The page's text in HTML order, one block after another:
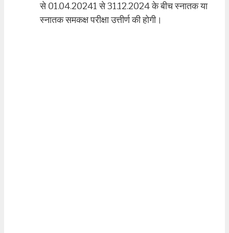
से 01.04.20241 से 31.12.2024 के बीच स्नातक या
स्नातक समकक्ष परीक्षा उत्तीर्ण की होगी।